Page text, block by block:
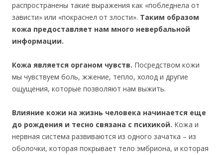
распространены такие выражения как «побледнела от
зависти» или «покраснел от злости». Таким образом
кожа предоставляет нам много невербальной
информации.
Кожа является органом чувств. Посредством кожи
мы чувствуем боль, жжение, тепло, холод и другие
ощущения, которые позволяют нам выжить.
Влияние кожи на жизнь человека начинается еще
до рождения и тесно связана с психикой. Кожа и
нервная система развиваются из одного зачатка – из
оболочки, которая покрывает тело эмбриона, и которая